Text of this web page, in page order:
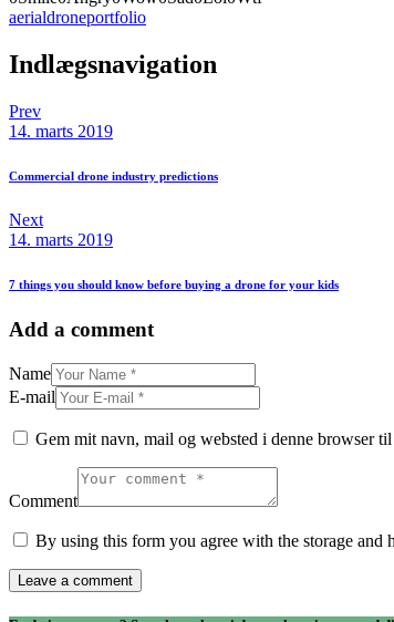
aerialdroneportfolio
Indlægsnavigation
Prev
14. marts 2019
Commercial drone industry predictions
Next
14. marts 2019
7 things you should know before buying a drone for your kids
Add a comment
Name
E-mail
Gem mit navn, mail og websted i denne browser
Comment
By using this form you agree with the storage and